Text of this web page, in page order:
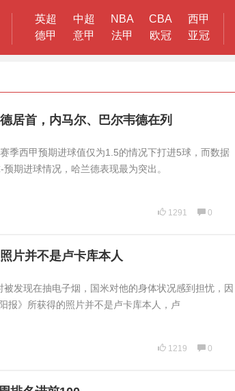
英超 中超 NBA CBA
西甲
德甲
意甲 法甲 欧冠 亚冠
居首，内马尔、巴尔韦德在列
季西甲预期进球值仅为1.5的情况下打进5球，而数据
期进球情况，哈兰德表现最为突出。
1291 0
片并不是卢卡库本人
发现在抽电子烟，国米对他的身体状况感到担忧，因
报》所获得的照片并不是卢卡库本人，卢
1219 0